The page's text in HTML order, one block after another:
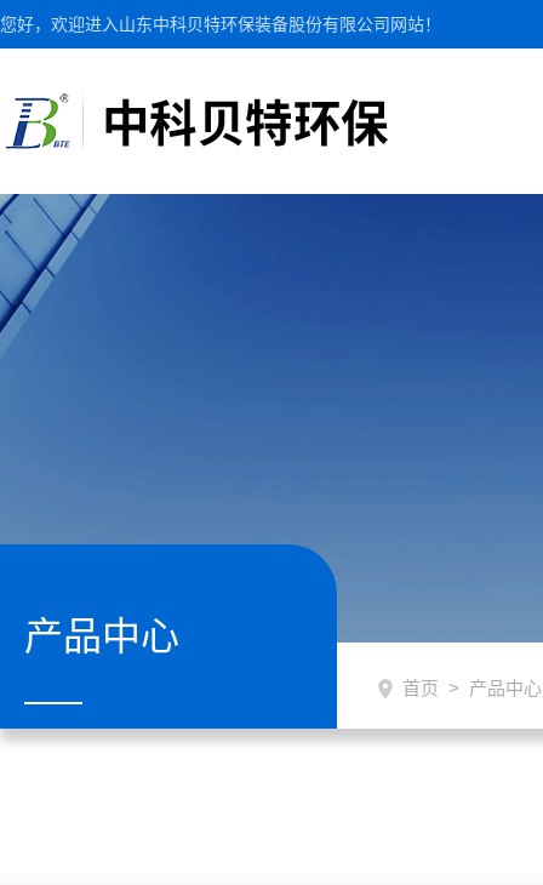
您好，欢迎进入山东中科贝特环保装备股份有限公司网站！
产品中心
首页 > 产品中心